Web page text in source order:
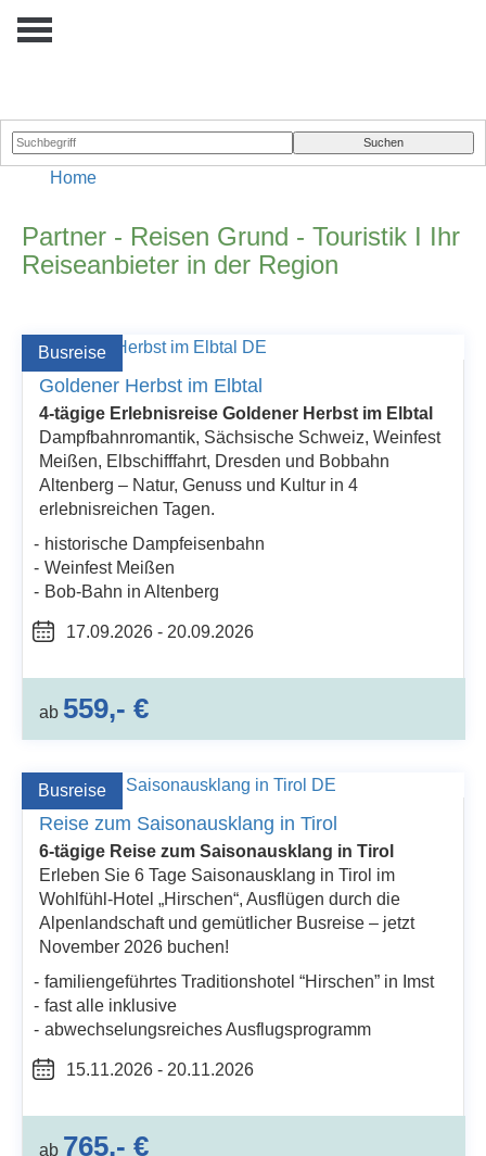
Home
Partner - Reisen Grund - Touristik I Ihr
Reiseanbieter in der Region
Busreise
Goldener Herbst im Elbtal
4-tägige Erlebnisreise Goldener Herbst im Elbtal
Dampfbahnromantik, Sächsische Schweiz, Weinfest
Meißen, Elbschifffahrt, Dresden und Bobbahn
Altenberg – Natur, Genuss und Kultur in 4
erlebnisreichen Tagen.
historische Dampfeisenbahn
Weinfest Meißen
Bob-Bahn in Altenberg
17.09.2026 - 20.09.2026
ab 559,- €
Busreise
Reise zum Saisonausklang in Tirol
6-tägige Reise zum Saisonausklang in Tirol
Erleben Sie 6 Tage Saisonausklang in Tirol im
Wohlfühl-Hotel „Hirschen“, Ausflügen durch die
Alpenlandschaft und gemütlicher Busreise – jetzt
November 2026 buchen!
familiengeführtes Traditionshotel “Hirschen” in Imst
fast alle inklusive
abwechselungsreiches Ausflugsprogramm
15.11.2026 - 20.11.2026
ab 765,- €